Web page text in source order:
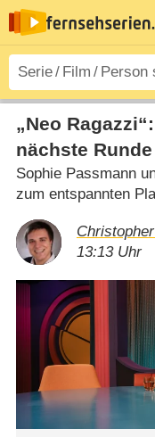
„Neo
nächste Runde
Sophie Passmann
zum entspannten
13:13 Uhr